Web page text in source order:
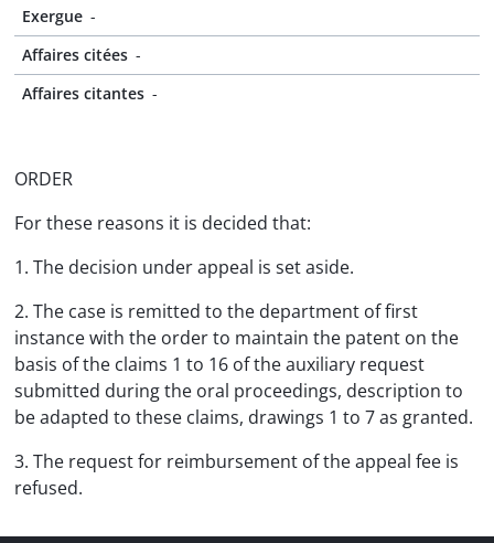
Exergue -
Affaires citées -
Affaires citantes -
ORDER
For these reasons it is decided that:
1. The decision under appeal is set aside.
2. The case is remitted to the department of first
instance with the order to maintain the patent on the
basis of the claims 1 to 16 of the auxiliary request
submitted during the oral proceedings, description to
be adapted to these claims, drawings 1 to 7 as granted.
3. The request for reimbursement of the appeal fee is
refused.